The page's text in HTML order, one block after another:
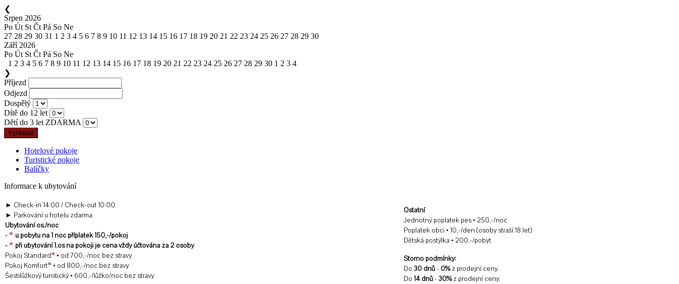
❮
Srpen 2026
Po Út St Čt Pá So Ne
27 28 29 30 31 1 2 3 4 5 6 7 8 9 10 11 12 13 14 15 16 17 18 19 20 21 22 23 24 25 26 27 28 29 30
Září 2026
Po Út St Čt Pá So Ne
1 2 3 4 5 6 7 8 9 10 11 12 13 14 15 16 17 18 19 20 21 22 23 24 25 26 27 28 29 30 1 2 3 4
❯
Příjezd
Odjezd
Dospělý
Dítě do 12 let
Dětí do 3 let ZDARMA
Hotelové pokoje
Turistické pokoje
Balíčky
Informace k ubytování
► Check-in 14:00 / Check-out 10:00
► Parkování u hotelu zdarma
Ubytování os./noc
- * u pobytu na 1 noc příplatek 150,-/pokoj
- * při ubytování 1.os na pokoji je cena vždy účtována za 2 osoby
Pokoj Standard* • od 700,-/noc bez stravy
Pokoj Komfort* • od 800,-/noc bez stravy
Šestilůžkový turistický • 600,-/lůžko/noc bez stravy
Ostatní
Jednotný poplatek pes • 250,-/noc
Poplatek obci • 10,-/den (osoby straší 18 let)
Dětská postýlka • 200.-/pobyt
Storno podmínky:
Do 30 dnů- 0%z prodejní ceny.
Do 14 dnů- 30%z prodejní ceny.